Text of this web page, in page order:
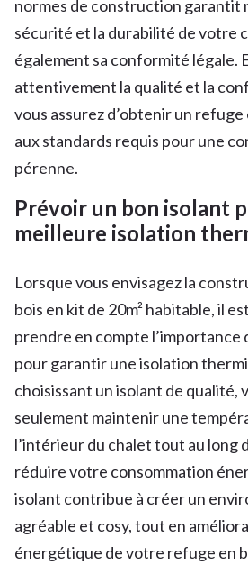
normes de construction garantit
sécurité et la durabilité de votre
également sa conformité légale.
attentivement la qualité et la
vous assurez d’obtenir un
aux standards requis pour une
pérenne.
Prévoir un bon isolant
meilleure isolation
Lorsque vous envisagez la
bois en kit de 20m² habitable, il
prendre en compte l’importance
pour garantir une isolation
choisissant un isolant de qualité,
seulement maintenir une
l’intérieur du chalet tout au long
réduire votre consommation
isolant contribue à créer un
agréable et cosy, tout en
énergétique de votre refuge en